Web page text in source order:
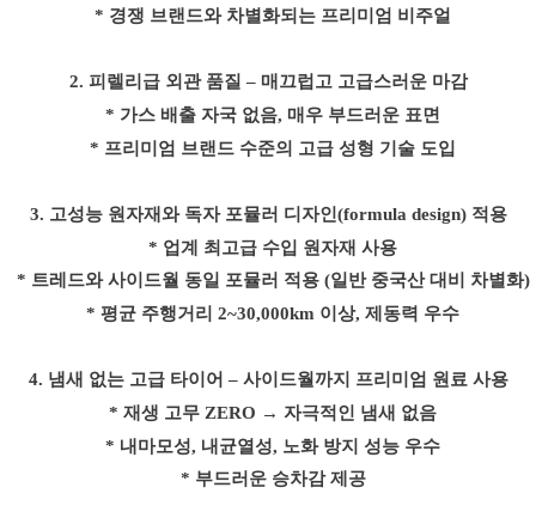
* 경쟁 브랜드와 차별화되는 프리미엄 비주얼
2. 피렐리급 외관 품질 – 매끄럽고 고급스러운 마감
* 가스 배출 자국 없음, 매우 부드러운 표면
* 프리미엄 브랜드 수준의 고급 성형 기술 도입
3. 고성능 원자재와 독자 포뮬러 디자인 (formula design) 적용
* 업계 최고급 수입 원자재 사용
* 트레드와 사이드월 동일 포뮬러 적용(일반 중국산 대비 차별화)
* 평균 주행거리 2~30,000km 이상, 제동력 우수
4. 냄새 없는 고급 타이어 – 사이드월까지 프리미엄 원료 사용
* 재생 고무 ZERO → 자극적인 냄새 없음
* 내마모성, 내균열성, 노화 방지 성능 우수
* 부드러운 승차감 제공